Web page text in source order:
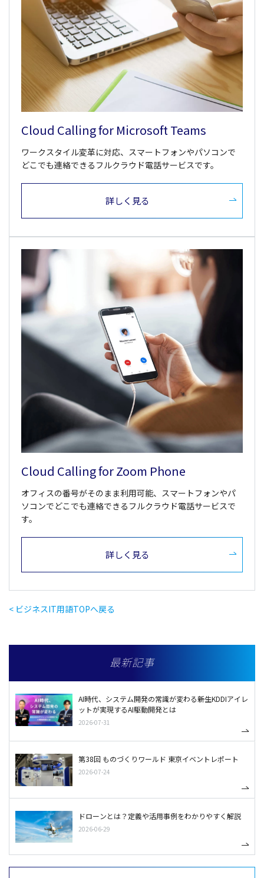
Cloud Calling for Microsoft Teams
ワークスタイル変革に対応、スマートフォンやパソコンで
どこでも連絡できるフルクラウド電話サービスです。
詳しく見る
Cloud Calling for Zoom Phone
オフィスの番号がそのまま利用可能、スマートフォンやパ
ソコンでどこでも連絡できるフルクラウド電話サービスで
す。
詳しく見る
< ビジネスIT用語TOPへ戻る
最新記事
AI時代、システム開発の常識が変わる――新生KDDIアイレ
ットが実現するAI駆動開発とは
2026-07-31
第38回 ものづくりワールド 東京イベントレポート
2026-07-24
ドローンとは？定義や活用事例をわかりやすく解説
2026-06-29